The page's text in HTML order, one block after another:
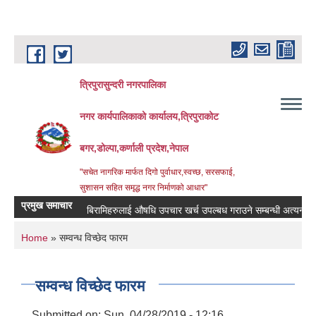
Skip to main content
त्रिपुरासुन्दरी नगरपालिका
नगर कार्यपालिकाको कार्यालय,त्रिपुराकोट
बगर,डोल्पा,कर्णाली प्रदेश,नेपाल
"सचेत नागरिक मार्फत दिगो पुर्वाधार,स्वच्छ, सरसफाई,
सुशासन सहित समृद्ध नगर निर्माणको आधार"
प्रमुख समाचारबिरामिहरुलाई ‍‌औषधि उपचार खर्च उपल्बध गराउने सम्बन्धी अत्यन्त
You are here
Home » सम्वन्ध विच्छेद फारम
सम्वन्ध विच्छेद फारम